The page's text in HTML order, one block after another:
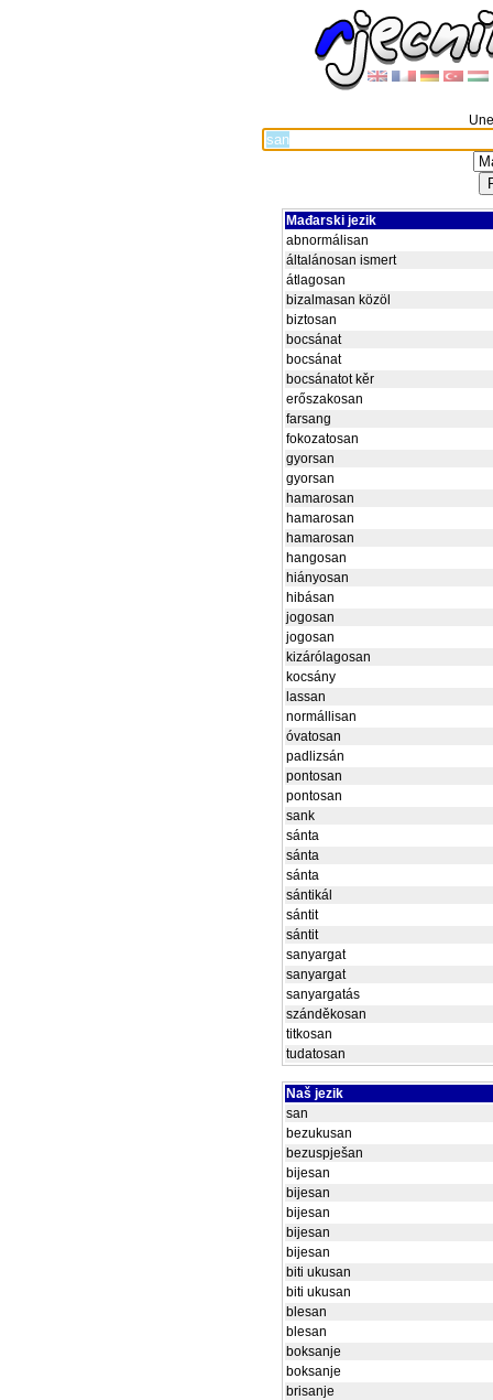
Mađarski jezik
abnormálisan
általánosan ismert
átlagosan
bizalmasan közöl
biztosan
bocsánat
bocsánat
bocsánatot kěr
erőszakosan
farsang
fokozatosan
gyorsan
gyorsan
hamarosan
hamarosan
hamarosan
hangosan
hiányosan
hibásan
jogosan
jogosan
kizárólagosan
kocsány
lassan
normállisan
óvatosan
padlizsán
pontosan
pontosan
sank
sánta
sánta
sánta
sántikál
sántit
sántit
sanyargat
sanyargat
sanyargatás
szánděkosan
titkosan
tudatosan
Naš jezik
san
bezukusan
bezuspješan
bijesan
bijesan
bijesan
bijesan
bijesan
biti ukusan
biti ukusan
blesan
blesan
boksanje
boksanje
brisanje